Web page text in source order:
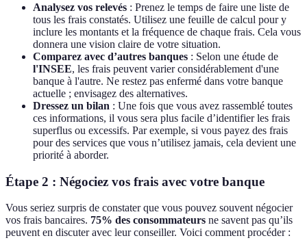
Analysez vos relevés : Prenez le temps de faire une liste de
tous les frais constatés. Utilisez une feuille de calcul pour y
inclure les montants et la fréquence de chaque frais. Cela vous
donnera une vision claire de votre situation.
Comparez avec d’autres banques : Selon une étude de
l'INSEE, les frais peuvent varier considérablement d'une
banque à l'autre. Ne restez pas enfermé dans votre banque
actuelle ; envisagez des alternatives.
Dressez un bilan : Une fois que vous avez rassemblé toutes
ces informations, il vous sera plus facile d’identifier les frais
superflus ou excessifs. Par exemple, si vous payez des frais
pour des services que vous n’utilisez jamais, cela devient une
priorité à aborder.
Étape 2 : Négociez vos frais avec votre banque
Vous seriez surpris de constater que vous pouvez souvent négocier
vos frais bancaires. 75% des consommateurs ne savent pas qu’ils
peuvent en discuter avec leur conseiller. Voici comment procéder :